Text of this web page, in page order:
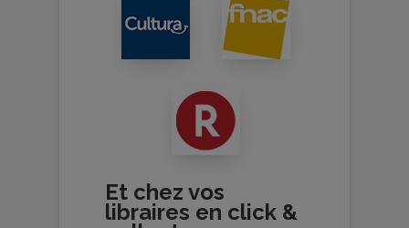
Et chez vos
libraires en click &